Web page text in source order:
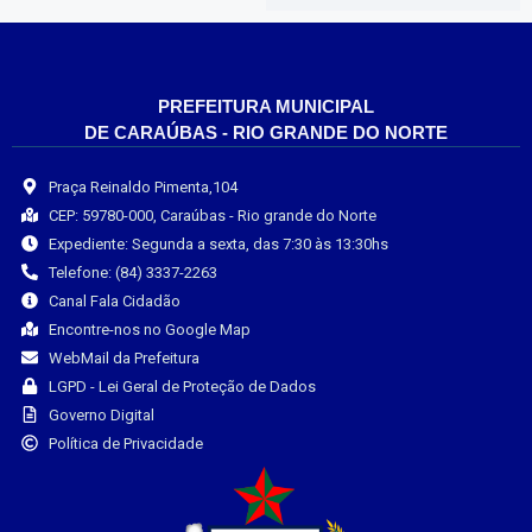
PREFEITURA MUNICIPAL
DE CARAÚBAS - RIO GRANDE DO NORTE
Praça Reinaldo Pimenta,104
CEP: 59780-000, Caraúbas - Rio grande do Norte
Expediente: Segunda a sexta, das 7:30 às 13:30hs
Telefone: (84) 3337-2263
Canal Fala Cidadão
Encontre-nos no Google Map
WebMail da Prefeitura
LGPD - Lei Geral de Proteção de Dados
Governo Digital
Política de Privacidade